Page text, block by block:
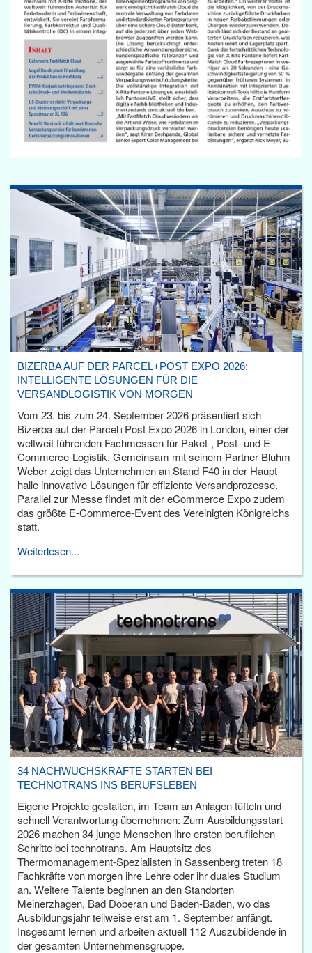
BIZERBA AUF DER PARCEL+POST EXPO 2026:
INTELLIGENTE LÖSUNGEN FÜR DIE
VERSANDLOGISTIK VON MORGEN
Vom 23. bis zum 24. September 2026 präsentiert sich
Bizerba auf der Parcel+Post Expo 2026 in London, einer der
weltweit führenden Fachmessen für Paket-, Post- und E-
Commerce-Logistik. Gemeinsam mit seinem Partner Bluhm
Weber zeigt das Unternehmen an Stand F40 in der Haupt­
halle innovative Lösungen für effiziente Versandprozesse.
Parallel zur Messe findet mit der eCommerce Expo zudem
das größte E-Commerce-Event des Vereinigten Königreichs
statt.
Weiterlesen...
34 NACHWUCHSKRÄFTE STARTEN BEI
TECHNOTRANS INS BERUFSLEBEN
Eigene Projekte gestalten, im Team an Anlagen tüfteln und
schnell Verantwortung übernehmen: Zum Ausbildungsstart
2026 machen 34 junge Menschen ihre ersten beruflichen
Schritte bei technotrans. Am Hauptsitz des
Thermomanagement-Spezialisten in Sassenberg treten 18
Fachkräfte von morgen ihre Lehre oder ihr duales Studium
an. Weitere Talente beginnen an den Standorten
Meinerzhagen, Bad Doberan und Baden-Baden, wo das
Ausbildungsjahr teilweise erst am 1. September anfängt.
Insgesamt lernen und arbeiten aktuell 112 Auszubildende in
der gesamten Unternehmensgruppe.